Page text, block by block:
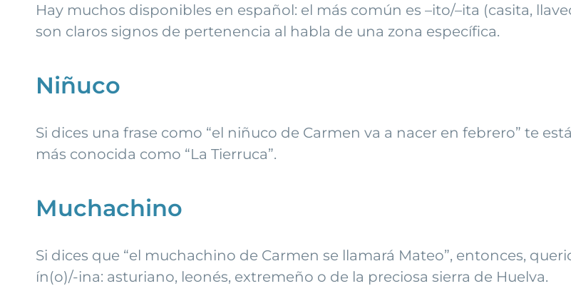
Hay muchos disponibles en español: el más común es –ito/–ita (casita,
son claros signos de pertenencia al habla de una zona específica.
Niñuco
Si dices una frase como “el niñuco de Carmen va a nacer en febrero” te
más conocida como “La Tierruca”.
Muchachino
Si dices que “el muchachino de Carmen se llamará Mateo”, entonces,
ín(o)/-ina: asturiano, leonés, extremeño o de la preciosa sierra de Huelva.